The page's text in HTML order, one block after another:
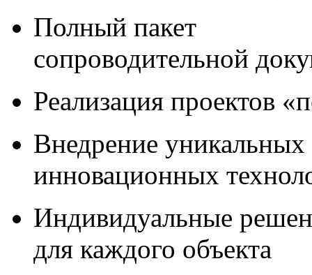
Полный пакет
сопроводительной
Реализация проектов
Внедрение уникальных
инновационных
Индивидуальные
для каждого объекта